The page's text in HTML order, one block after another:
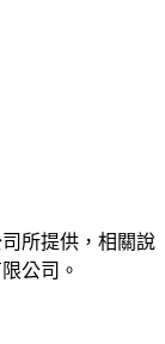
所提供，相關說
公司。